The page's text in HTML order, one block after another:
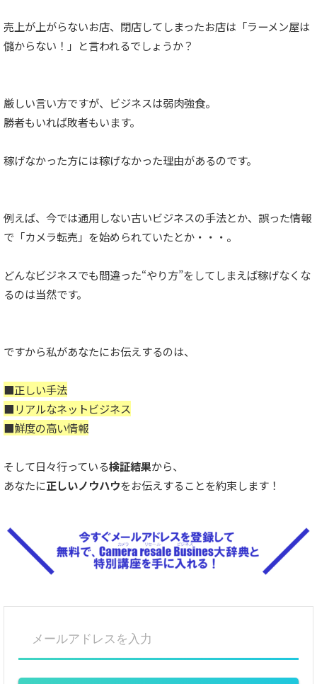
売上が上がらないお店、閉店してしまったお店は「ラーメン屋は
儲からない！」と言われるでしょうか？
厳しい言い方ですが、ビジネスは弱肉強食。
勝者もいれば敗者もいます。
稼げなかった方には稼げなかった理由があるのです。
例えば、今では通用しない古いビジネスの手法とか、誤った情報
で「カメラ転売」を始められていたとか・・・。
どんなビジネスでも間違った“やり方”をしてしまえば稼げなくな
るのは当然です。
ですから私があなたにお伝えするのは、
■正しい手法
■リアルなネットビジネス
■鮮度の高い情報
そして日々行っている検証結果から、
あなたに正しいノウハウをお伝えすることを約束します！